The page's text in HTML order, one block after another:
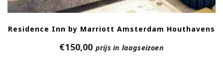
Residence Inn by Marriott Amsterdam Houthavens
€150,00 prijs in laagseizoen